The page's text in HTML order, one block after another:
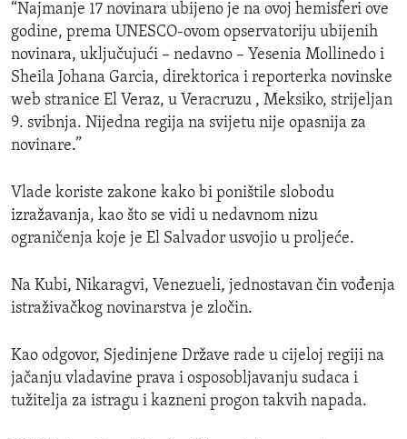
“Najmanje 17 novinara ubijeno je na ovoj hemisferi ove
godine, prema UNESCO-ovom opservatoriju ubijenih
novinara, uključujući – nedavno – Yesenia Mollinedo i
Sheila Johana Garcia, direktorica i reporterka novinske
web stranice El Veraz, u Veracruzu , Meksiko, strijeljan
9. svibnja. Nijedna regija na svijetu nije opasnija za
novinare.”
Vlade koriste zakone kako bi poništile slobodu
izražavanja, kao što se vidi u nedavnom nizu
ograničenja koje je El Salvador usvojio u proljeće.
Na Kubi, Nikaragvi, Venezueli, jednostavan čin vođenja
istraživačkog novinarstva je zločin.
Kao odgovor, Sjedinjene Države rade u cijeloj regiji na
jačanju vladavine prava i osposobljavanju sudaca i
tužitelja za istragu i kazneni progon takvih napada.